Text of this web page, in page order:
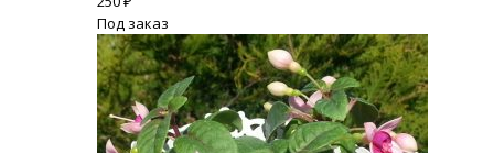
Под заказ